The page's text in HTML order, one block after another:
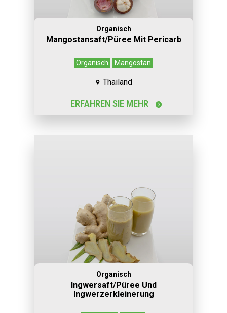
Organisch
Mangostansaft/Püree Mit Pericarb
Organisch Mangostan
Thailand
ERFAHREN SIE MEHR
Organisch
Ingwersaft/Püree Und
Ingwerzerkleinerung